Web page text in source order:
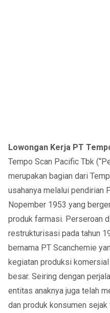
Lowongan Kerja PT
Tempo Scan Pacific Tbk
merupakan bagian dari
usahanya melalui pendirian
Nopember 1953 yang
produk farmasi. Perseroan
restrukturisasi pada tahun
bernama PT Scanchemie
kegiatan produksi
besar. Seiring dengan
entitas anaknya juga telah
dan produk konsumen sejak